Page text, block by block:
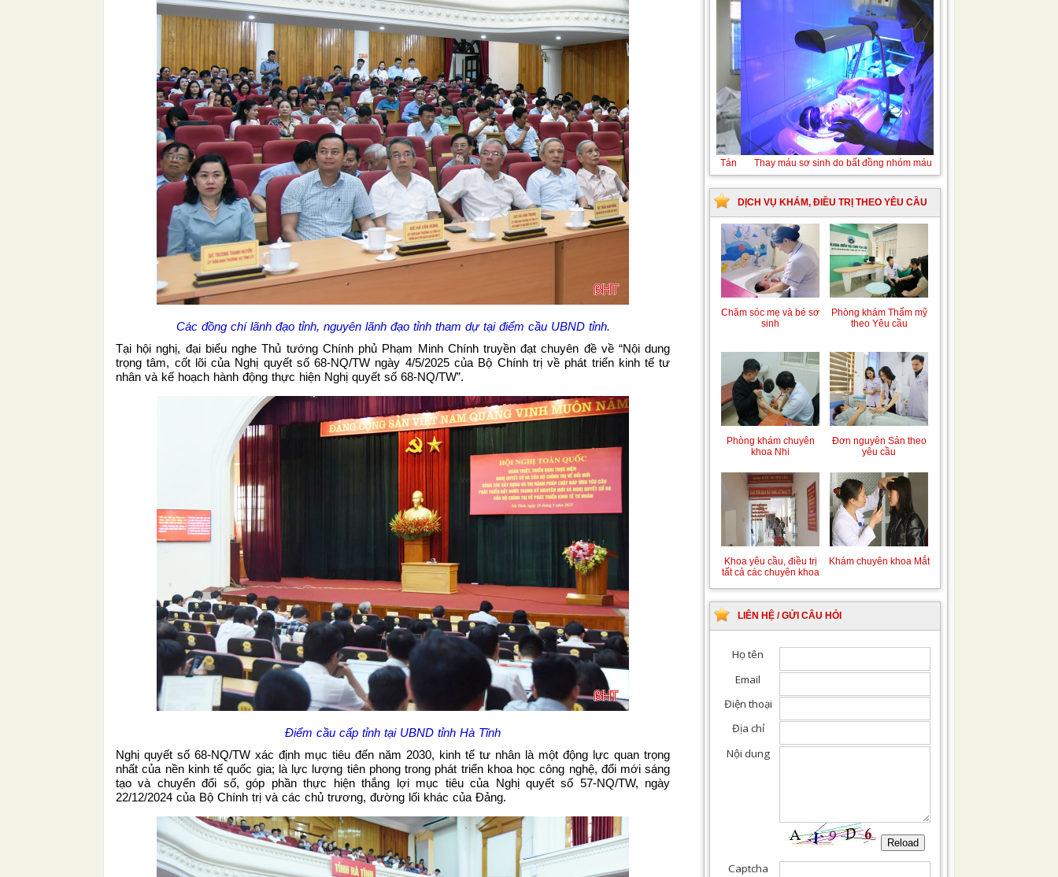
Các đồng chí lãnh đạo tỉnh, nguyên lãnh đạo tỉnh tham dự tại điểm cầu UBND tỉnh.
Tại hội nghị, đại biểu nghe Thủ tướng Chính phủ Phạm Minh Chính truyền đạt chuyên đề về “Nội dung
trọng tâm, cốt lõi của Nghị quyết số 68-NQ/TW ngày 4/5/2025 của Bộ Chính trị về phát triển kinh tế tư
nhân và kế hoạch hành động thực hiện Nghị quyết số 68-NQ/TW”.
Điểm cầu cấp tỉnh tại UBND tỉnh Hà Tĩnh
Nghị quyết số 68-NQ/TW xác định mục tiêu đến năm 2030, kinh tế tư nhân là một động lực quan trọng
nhất của nền kinh tế quốc gia; là lực lượng tiên phong trong phát triển khoa học công nghệ, đổi mới sáng
tạo và chuyển đổi số, góp phần thực hiện thắng lợi mục tiêu của Nghị quyết số 57-NQ/TW, ngày
22/12/2024 của Bộ Chính trị và các chủ trương, đường lối khác của Đảng.
Tán sỏi niệu quản ngược dòng Laser
DỊCH VỤ KHÁM, ĐIỀU TRỊ THEO YÊU CẦU
Chăm sóc mẹ và bé sơ
sinh
Phòng khám Thẩm mỹ
theo Yêu cầu
Phòng khám chuyên
khoa Nhi
Đơn nguyên Sản theo
yêu cầu
Khoa yêu cầu, điều trị
tất cả các chuyên khoa
Khám chuyên khoa Mắt
LIÊN HỆ / GỬI CÂU HỎI